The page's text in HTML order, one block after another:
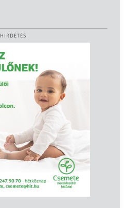
HIRDETÉS